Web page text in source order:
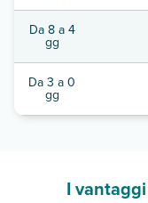
Da 8 a 4
gg
Da 3 a 0
gg
I